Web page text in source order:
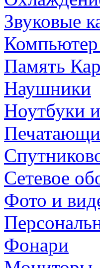
Звуковые
Компьютер
Память
Наушники
Ноутбуки
Сетевое
Фото и
Фонари